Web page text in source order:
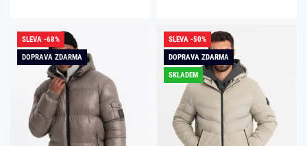
SLEVA -68%
DOPRAVA ZDARMA
SLEVA -50%
DOPRAVA ZDARMA
SKLADEM